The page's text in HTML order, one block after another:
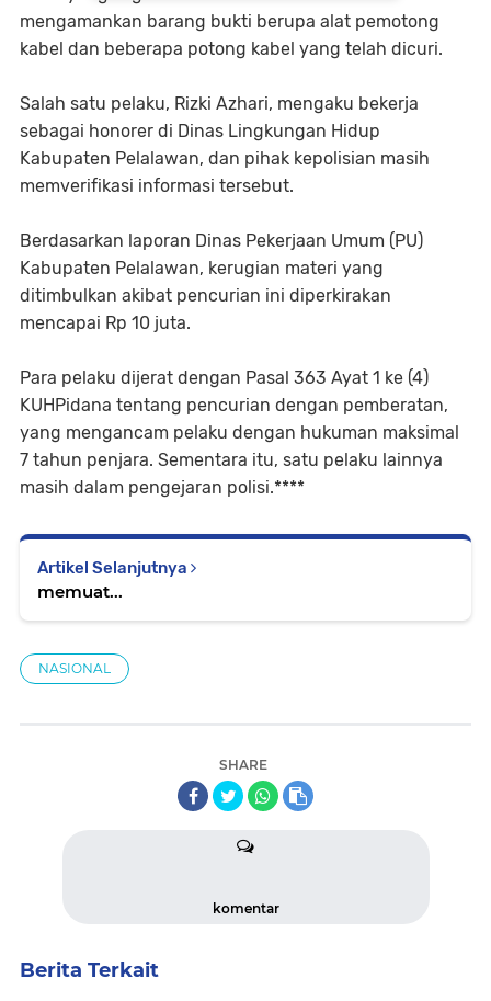
mengamankan barang bukti berupa alat pemotong
kabel dan beberapa potong kabel yang telah dicuri.
Salah satu pelaku, Rizki Azhari, mengaku bekerja
sebagai honorer di Dinas Lingkungan Hidup
Kabupaten Pelalawan, dan pihak kepolisian masih
memverifikasi informasi tersebut.
Berdasarkan laporan Dinas Pekerjaan Umum (PU)
Kabupaten Pelalawan, kerugian materi yang
ditimbulkan akibat pencurian ini diperkirakan
mencapai Rp 10 juta.
Para pelaku dijerat dengan Pasal 363 Ayat 1 ke (4)
KUHPidana tentang pencurian dengan pemberatan,
yang mengancam pelaku dengan hukuman maksimal
7 tahun penjara. Sementara itu, satu pelaku lainnya
masih dalam pengejaran polisi.****
Artikel Selanjutnya
memuat...
NASIONAL
SHARE
komentar
Berita Terkait